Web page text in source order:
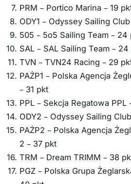
PRM – Portico Marina – 19
ODY1 – Odyssey Sailing
505 – 5o5 Sailing Team – 24
SAL – SAL Sailing Team –
TVN – TVN24 Racing – 29
PAŻP1 – Polska Agencja
– 31 pkt
PPL – Sekcja Regatowa PPL
ODY2 – Odyssey Sailing
PAŻP2 – Polska Agencja
2 – 37 pkt
TRM – Dream TRIMM – 38
PGZ – Polska Grupa